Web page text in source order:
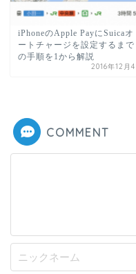
iPhoneのApple PayにSuicaオ
ートチャージを設定するまで
の手順を1から解説
2016年12月4
COMMENT